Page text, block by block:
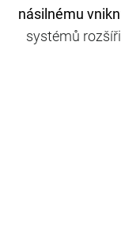
násilnému
systémů